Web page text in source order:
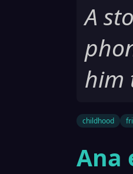
A
him
childhood
Ana